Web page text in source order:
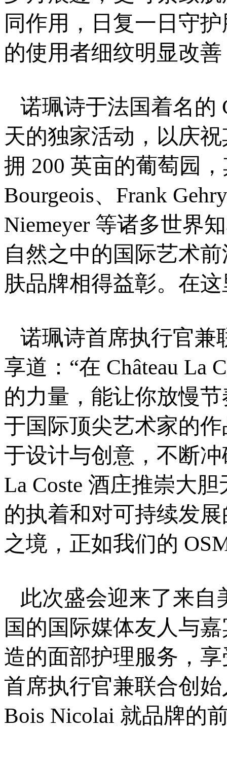
同作用，日复一日守
的使用者细纹明显改
诺珮诗于法国着名的
天的独家活动，以庆
拥 200 英亩的葡萄园
Bourgeois、Frank
Niemeyer 等诸多世界
自然之中的国际艺术
肤品牌相得益彰。在
诺珮诗首席执行官兼
享道：“在 Château La
的力量，能让你放慢
于国际顶尖艺术家的
于设计与创意，不断
La Coste 酒庄推崇大
的执着和对可持续发
之境，正如我们的
此次盛会迎来了来自
国的国际媒体友人与
造的面部护理服务，
首席执行官兼联合创始
Bois Nicolai 就品牌的